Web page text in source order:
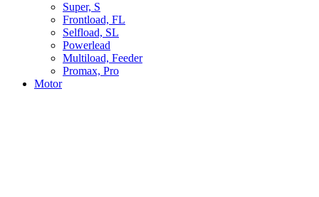
Super, S
Frontload, FL
Selfload, SL
Powerlead
Multiload, Feeder
Promax, Pro
Motor